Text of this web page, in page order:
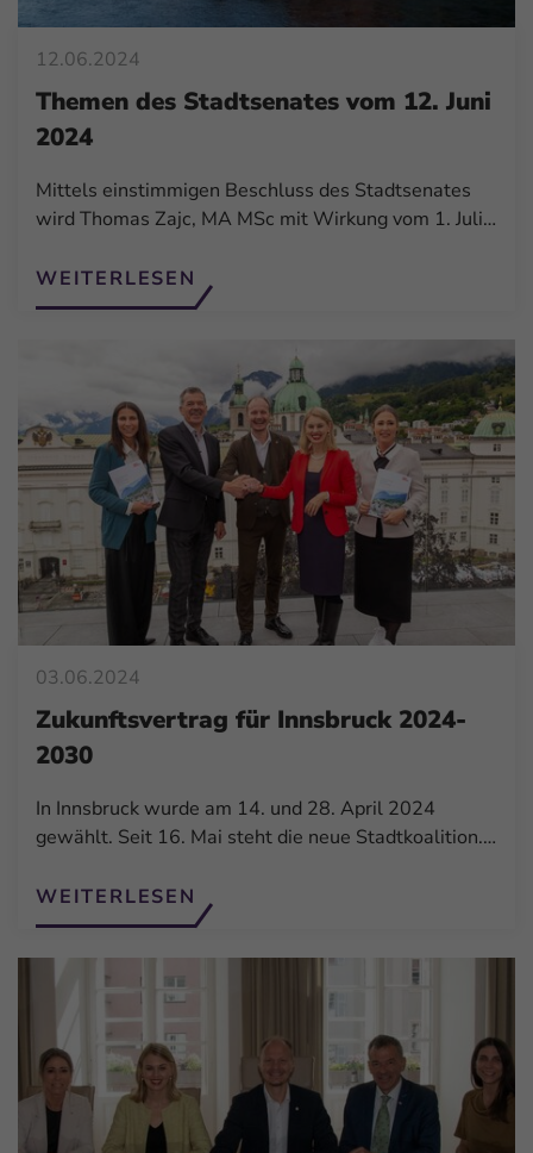
12.06.2024
Themen des Stadtsenates vom 12. Juni
2024
Mittels einstimmigen Beschluss des Stadtsenates
wird Thomas Zajc, MA MSc mit Wirkung vom 1. Juli…
WEITERLESEN
03.06.2024
Zukunftsvertrag für Innsbruck 2024-
2030
In Innsbruck wurde am 14. und 28. April 2024
gewählt. Seit 16. Mai steht die neue Stadtkoalition.…
WEITERLESEN